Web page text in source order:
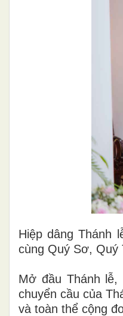
Hiệp dâng Thánh
cùng Quý Sơ, Quý
Mở đầu Thánh
chuyển cầu của
và toàn thể cộng